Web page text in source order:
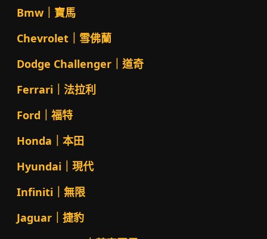
Bmw｜寶馬
Chevrolet｜雪佛蘭
Dodge Challenger｜道奇
Ferrari｜法拉利
Ford｜福特
Honda｜本田
Hyundai｜現代
Infiniti｜無限
Jaguar｜捷豹